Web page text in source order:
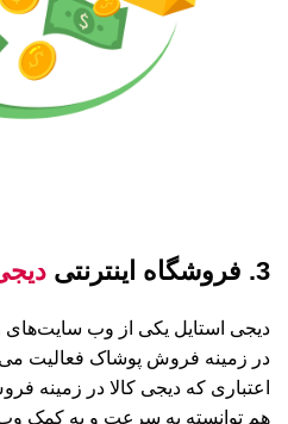
3. فروشگاه اینترنتی
دیجی استایل یکی از وب
در زمینه فروش پوشاک فعالیت
اعتباری که دیجی کالا در زمینه
هم توانسته به سرعت و به کمک